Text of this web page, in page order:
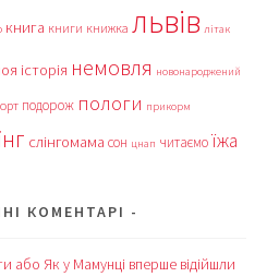
книга книги книжка львів літак
історія немовля новонароджений
подорож пологи прикорм
слінгомама сон цнап читаємоїжа
КОМЕНТАРІ
або Як у Мамунці вперше відійшли